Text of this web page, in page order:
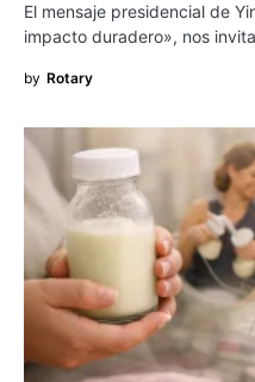
El mensaje presidencial de
impacto duradero», nos
by Rotary